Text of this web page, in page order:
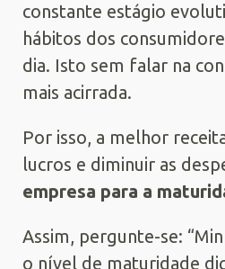
constante estágio
hábitos dos
dia. Isto sem falar na
mais acirrada.
Por isso, a melhor
lucros e diminuir as
empresa para a
Assim, pergunte-se:
o nível de maturidade